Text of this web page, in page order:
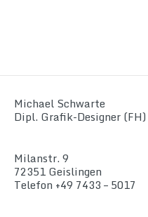
Michael Schwarte
Dipl. Grafik-Designer (FH)
Milanstr. 9
72351 Geislingen
Telefon +49 7433 – 5017